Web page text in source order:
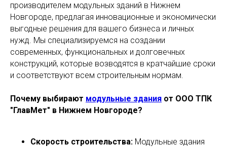
производителем модульных зданий в Нижнем
Новгороде, предлагая инновационные и экономически
выгодные решения для вашего бизнеса и личных
нужд. Мы специализируемся на создании
современных, функциональных и долговечных
конструкций, которые возводятся в кратчайшие сроки
и соответствуют всем строительным нормам.
Почему выбирают модульные здания от ООО ТПК
"ГлавМет" в Нижнем Новгороде?
Скорость строительства: Модульные здания